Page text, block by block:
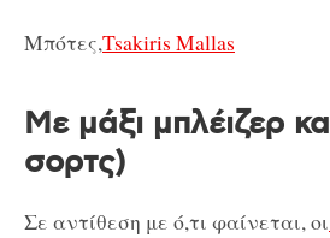
Μπότες,Tsakiris Mallas
Με μάξι μπλέιζερ
σορτς)
Σε αντίθεση με ό,τι φαίνεται, οι